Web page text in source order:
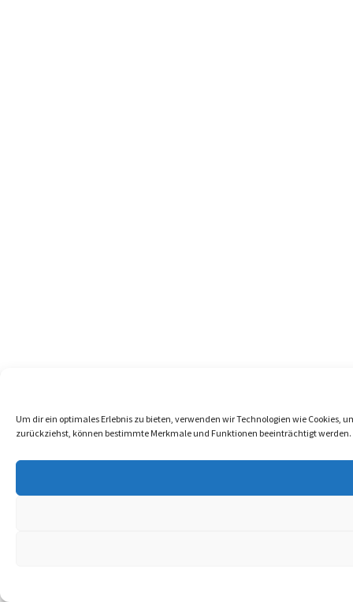
Um dir ein optimales Erlebnis zu bieten, verwenden wir Technologien wie
zurückziehst, können bestimmte Merkmale und Funktionen beeinträchtigt werden.